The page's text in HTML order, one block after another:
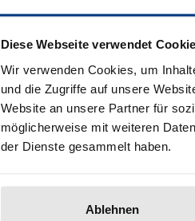
Diese Webseite verwendet
Wir verwenden Cookies, um
und die Zugriffe auf unsere
Website an unsere Partner für
möglicherweise mit weiteren
der Dienste gesammelt haben.
Ablehnen